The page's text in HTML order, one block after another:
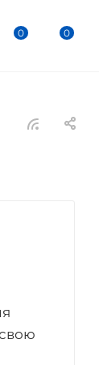
0 0